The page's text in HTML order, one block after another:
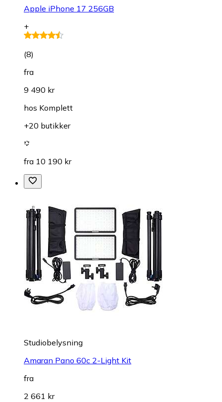
Apple iPhone 17 256GB
+
(8)
fra
9 490 kr
hos Komplett
+20 butikker
fra 10 190 kr
Studiobelysning
Amaran Pano 60c 2-Light Kit
fra
2 661 kr